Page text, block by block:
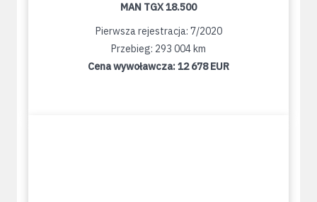
MAN TGX 18.500
Pierwsza rejestracja: 7/2020
Przebieg: 293 004 km
Cena wywoławcza:12 678 EUR